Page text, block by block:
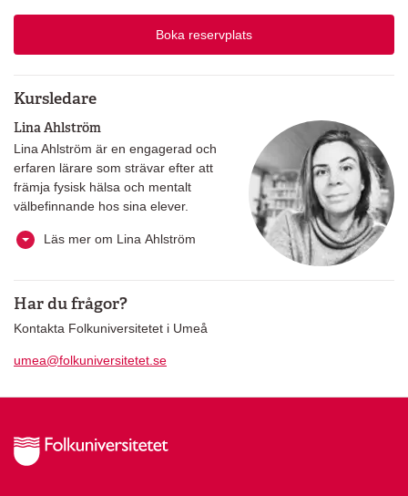
Boka reservplats
Kursledare
Lina Ahlström
Lina Ahlström är en engagerad och
erfaren lärare som strävar efter att
främja fysisk hälsa och mentalt
välbefinnande hos sina elever.
Läs mer om Lina Ahlström
Har du frågor?
Kontakta Folkuniversitetet i Umeå
umea@folkuniversitetet.se